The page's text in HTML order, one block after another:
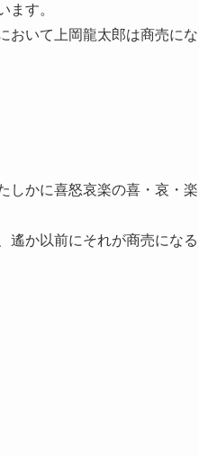
ます。
おいて上岡龍太郎は商売にな
しかに喜怒哀楽の喜・哀・楽
遙か以前にそれが商売になる